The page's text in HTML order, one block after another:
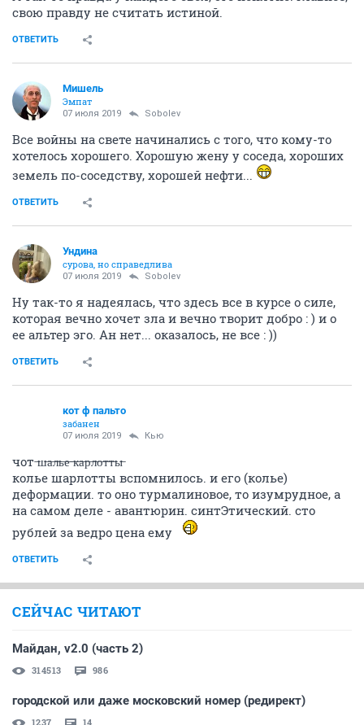
1 ... 6 7 8 9
old hamster
07 июля 2019
Вот я и говорю, мне и вам всё можно!
сурова, но справедлива
07 июля 2019 Кью
2 соболев
Я действительно позволяю себе всё, что хочу. Правда,
есть один нюанс, вносящий существенное различие
между нами: я всегда хочу хорошего : )
ОТВЕТИТЬ
Sobolev
old hamster
07 июля 2019 Ундинa
В том-то и парадокс, все хотят хорошего, а вот для
кого оно хорошее - вечный вопрос.
ОТВЕТИТЬ
Таша
07 июля 2019 Ундинa
А Вы подозреваете, что Соболев не всегда хочет для
А так-то правда у каждого своя, это понятно. Главное,
свою правду не считать истиной.